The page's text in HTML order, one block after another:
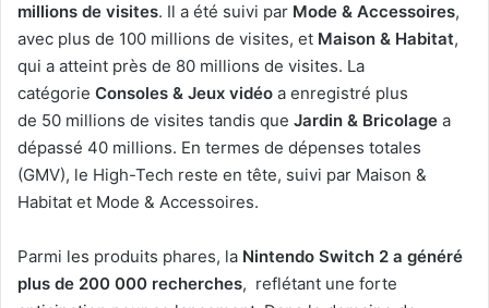
millions de visites. Il a été suivi par Mode & Accessoires,
avec plus de 100 millions de visites, et Maison & Habitat,
qui a atteint près de 80 millions de visites. La
catégorie Consoles & Jeux vidéo a enregistré plus
de 50 millions de visites tandis que Jardin & Bricolage a
dépassé 40 millions. En termes de dépenses totales
(GMV), le High-Tech reste en tête, suivi par Maison &
Habitat et Mode & Accessoires.
Parmi les produits phares, la Nintendo Switch 2 a généré
plus de 200 000 recherches, reflétant une forte